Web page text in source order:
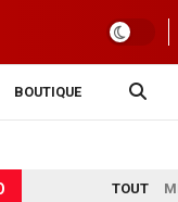
BOUTIQUE
TOUT